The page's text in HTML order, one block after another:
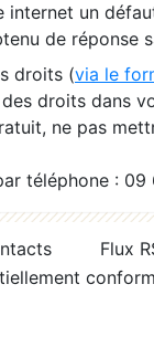
un
de réponse
droits (via le
droits dans
ne pas
téléphone :
Flux